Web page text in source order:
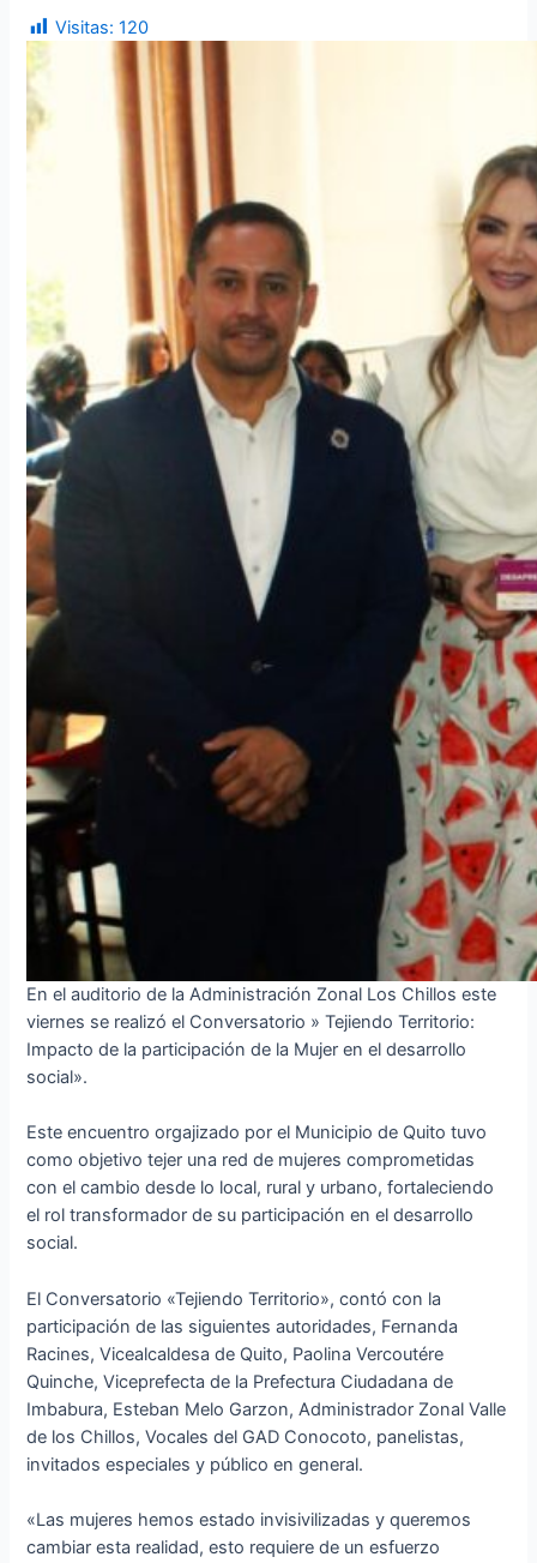
Visitas: 120
En el auditorio de la Administración Zonal Los Chillos este
viernes se realizó el Conversatorio » Tejiendo Territorio:
Impacto de la participación de la Mujer en el desarrollo
social».
Este encuentro orgajizado por el Municipio de Quito tuvo
como objetivo tejer una red de mujeres comprometidas
con el cambio desde lo local, rural y urbano, fortaleciendo
el rol transformador de su participación en el desarrollo
social.
El Conversatorio «Tejiendo Territorio», contó con la
participación de las siguientes autoridades, Fernanda
Racines, Vicealcaldesa de Quito, Paolina Vercoutére
Quinche, Viceprefecta de la Prefectura Ciudadana de
Imbabura, Esteban Melo Garzon, Administrador Zonal Valle
de los Chillos, Vocales del GAD Conocoto, panelistas,
invitados especiales y público en general.
«Las mujeres hemos estado invisivilizadas y queremos
cambiar esta realidad, esto requiere de un esfuerzo